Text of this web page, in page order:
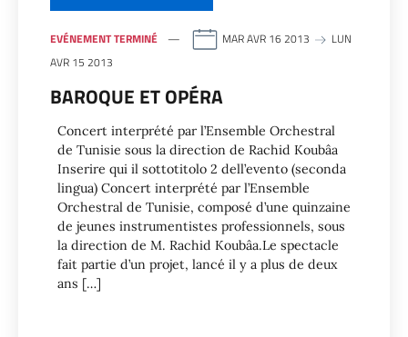
EVÉNEMENT TERMINÉ MAR AVR 16 2013
LUN
AVR 15 2013
BAROQUE ET OPÉRA
Concert interprété par l’Ensemble Orchestral
de Tunisie sous la direction de Rachid Koubâa
Inserire qui il sottotitolo 2 dell’evento (seconda
lingua) Concert interprété par l’Ensemble
Orchestral de Tunisie, composé d’une quinzaine
de jeunes instrumentistes professionnels, sous
la direction de M. Rachid Koubâa.Le spectacle
fait partie d’un projet, lancé il y a plus de deux
ans […]